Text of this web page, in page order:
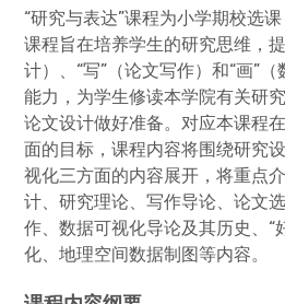
“研究与表达”课程为小学期校选
课程旨在培养学生的研究思维，
计）、“写”（论文写作）和“画”
能力，为学生修读本学院有关研
论文设计做好准备。对应本课程在
面的目标，课程内容将围绕研究
视化三方面的内容展开，将重点
计、研究理论、写作导论、论文
作、数据可视化导论及其历史、“
化、地理空间数据制图等内容。